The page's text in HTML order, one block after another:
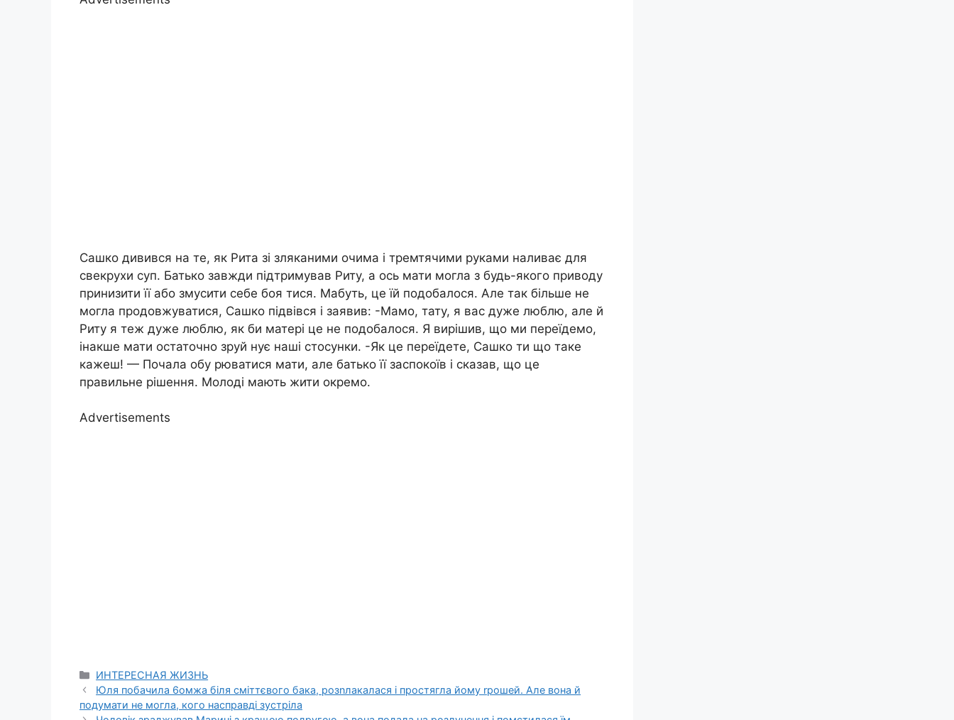
Сашко дивився на те, як Рита зі зляканими очима і тремтячими руками наливає для
свекрухи суп. Батько завжди підтримував Риту, а ось мати могла з будь-якого приводу
принизити її або змусити себе боя тися. Мабуть, це їй подобалося. Але так більше не
могла продовжуватися, Сашко підвівся і заявив: -Мамо, тату, я вас дуже люблю, але й
Риту я теж дуже люблю, як би матері це не подобалося. Я вирішив, що ми переїдемо,
інакше мати остаточно зруй нує наші стосунки. -Як це переїдете, Сашко ти що таке
кажеш! — Почала обу рюватися мати, але батько її заспокоїв і сказав, що це
правильне рішення. Молоді мають жити окремо.
Advertisements
Categories
ИНТЕРЕСНАЯ ЖИЗНЬ
Юля побачила 6омжа біля сміттєвого бака, розnлакалася і простягла йому rрошей. Але вона й
подумати не могла, кого насправді зустріла